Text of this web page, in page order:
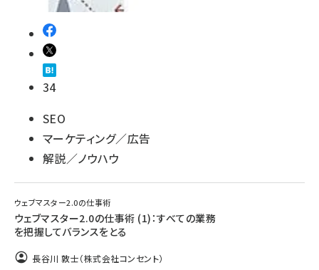
34
SEO
マーケティング／広告
解説／ノウハウ
ウェブマスター2.0の仕事術
ウェブマスター2.0の仕事術 (1)：すべての業務
を把握してバランスをとる
長谷川 敦士（株式会社コンセント）